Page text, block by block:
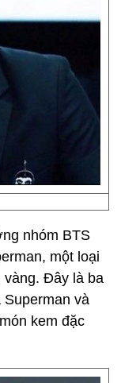
nhóm BTS
một loại
vàng. Đây là ba
Superman và
kem đặc